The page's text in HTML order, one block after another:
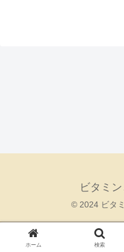
ビタミ
© 2024 ビタ
ホーム 検索